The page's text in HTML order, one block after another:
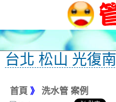
台北 松山 光復
首頁 》 洗水管 案例